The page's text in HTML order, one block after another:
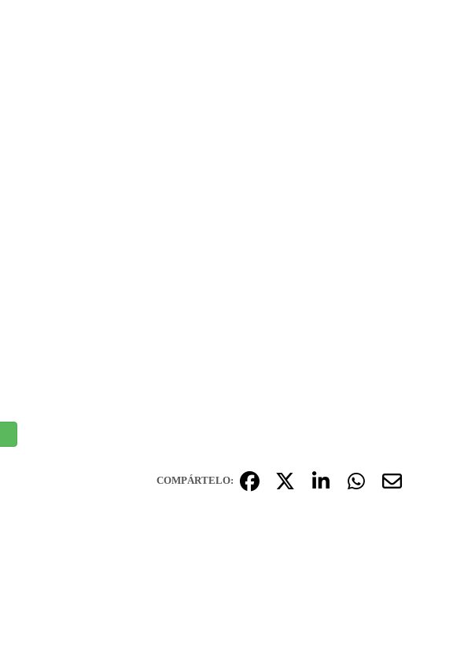
COMPÁRTELO: